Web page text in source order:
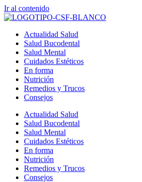
Ir al contenido
Actualidad Salud
Salud Bucodental
Salud Mental
Cuidados Estéticos
En forma
Nutrición
Remedios y Trucos
Consejos
Actualidad Salud
Salud Bucodental
Salud Mental
Cuidados Estéticos
En forma
Nutrición
Remedios y Trucos
Consejos